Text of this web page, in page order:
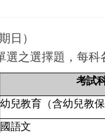
日）
之選擇題，每科
考試
幼兒教育（含幼兒教
國語文